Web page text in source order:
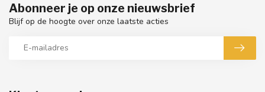
Abonneer je op onze nieuwsbrief
Blijf op de hoogte over onze laatste acties